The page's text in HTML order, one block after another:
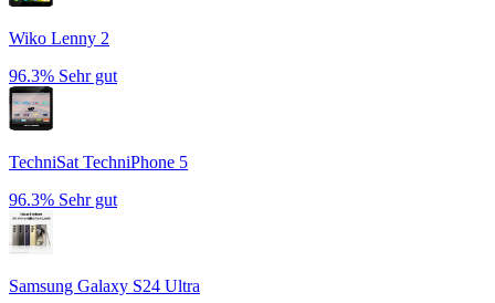
Wiko Lenny 2
96.3% Sehr gut
TechniSat TechniPhone 5
96.3% Sehr gut
Samsung Galaxy S24 Ultra